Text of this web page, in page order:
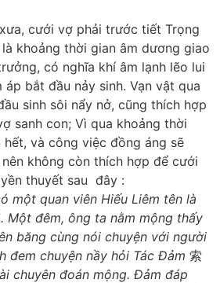
cưới vợ phải trước tiết Trọng
khoảng thời gian âm dương giao
có nghĩa khí âm lạnh lẽo lui
bắt đầu nảy sinh. Vạn vật qua
sinh sôi nẩy nở, cũng thích hợp
sanh con; Vì qua khoảng thời
và công việc đồng áng sẽ
không còn thích hợp để cưới
thuyết sau đây :
một quan viên Hiếu Liêm tên là
. Một đêm, ông ta nằm mộng thấy
băng cùng nói chuyện với người
đem chuyện nầy hỏi Tác Đảm 索
chuyên đoán mộng. Đảm đáp